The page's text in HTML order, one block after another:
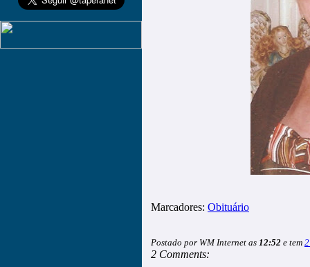
Marcadores: Obituário
Postado por WM Internet as 12:52 e tem
2 Comments: